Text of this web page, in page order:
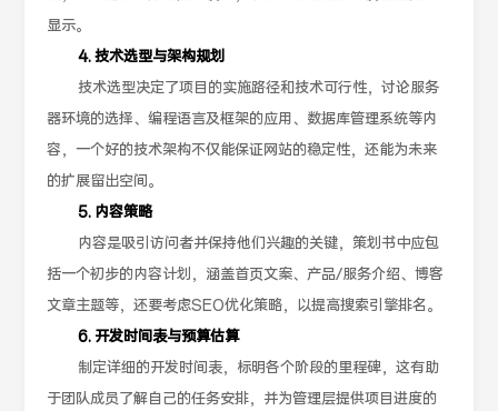
显示。
4. 技术选型与架构规划
技术选型决定了项目的实施路径和技术可行性，讨论服务
器环境的选择、编程语言及框架的应用、数据库管理系统等内
容，一个好的技术架构不仅能保证网站的稳定性，还能为未来
的扩展留出空间。
5. 内容策略
内容是吸引访问者并保持他们兴趣的关键，策划书中应包
括一个初步的内容计划，涵盖首页文案、产品/服务介绍、博客
文章主题等，还要考虑SEO优化策略，以提高搜索引擎排名。
6. 开发时间表与预算估算
制定详细的开发时间表，标明各个阶段的里程碑，这有助
于团队成员了解自己的任务安排，并为管理层提供项目进度的